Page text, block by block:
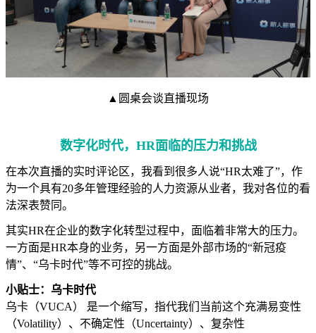
▲圆桌会谈直播现场
数字化时代，HR面临的压力和挑战
在本次直播的实时评论区，我看到很多人说“HR太难了”，作
为一个具有20多年管理经验的人力资源从业者，我对各位的看
法深表赞同。
其实HR在企业的数字化转型过程中，面临着非常大的压力。
一方面是HR本身的业务，另一方面是外部市场的“新冠疫
情”、“乌卡时代”等不可控的挑战。
小贴士：乌卡时代
乌卡（VUCA） 是一个缩写，指代我们当前这个充满易变性
（Volatility）、不确定性（Uncertainty）、复杂性